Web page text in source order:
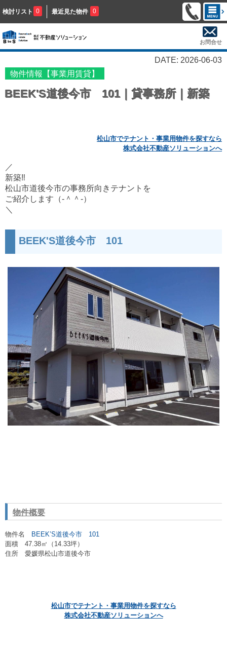
検討リスト 0 最近見た物件 0
お問合せ
DATE: 2026-06-03
物件情報【事業用賃貸】
BEEK'S道後今市 101｜貸事務所｜新築
松山市でテナント・事業用物件を探すなら
株式会社不動産ソリューションへ
／
新築‼
松山市道後今市の事務所向きテナントを
ご紹介します（‐＾＾‐）
＼
BEEK'S道後今市 101
物件概要
物件名
BEEK’S道後今市 101
面積 47.38㎡（14.33坪）
住所 愛媛県松山市道後今市
松山市でテナント・事業用物件を探すなら
株式会社不動産ソリューションへ